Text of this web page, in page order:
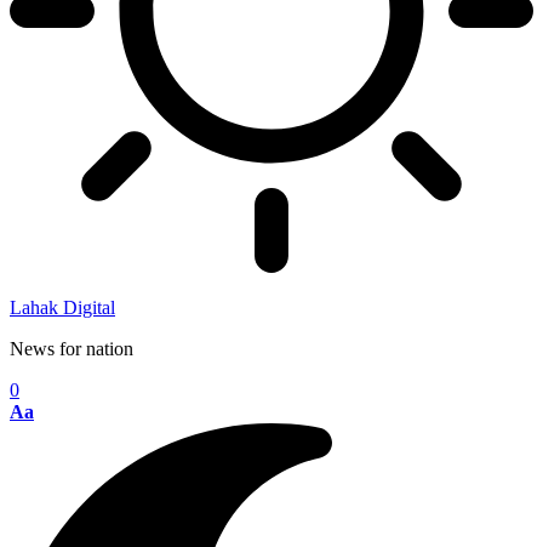
Lahak Digital
News for nation
0
Aa